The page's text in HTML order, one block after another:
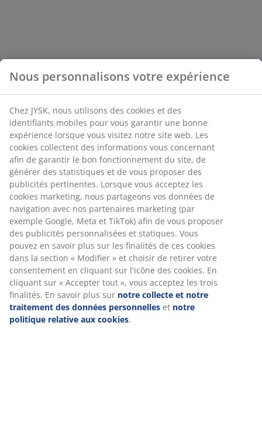
Nous personnalisons votre expérience
Chez JYSK, nous utilisons des cookies et des
identifiants mobiles pour vous garantir une bonne
expérience lorsque vous visitez notre site web. Les
cookies collectent des informations vous concernant
afin de garantir le bon fonctionnement du site, de
générer des statistiques et de vous proposer des
publicités pertinentes. Lorsque vous acceptez les
cookies marketing, nous partageons vos données de
navigation avec nos partenaires marketing (par
exemple Google, Meta et TikTok) afin de vous proposer
des publicités personnalisées et statiques. Vous
pouvez en savoir plus sur les finalités de ces cookies
dans la section « Modifier » et choisir de retirer votre
consentement en cliquant sur l'icône des cookies. En
cliquant sur « Accepter tout », vous acceptez les trois
finalités. En savoir plus sur notre collecte et notre
traitement des données personnelles et notre
politique relative aux cookies.